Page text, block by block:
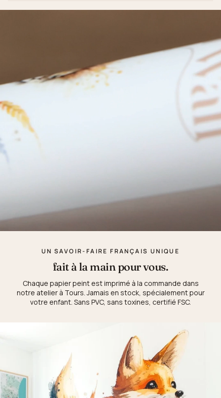
UN SAVOIR-FAIRE FRANÇAIS UNIQUE
fait à la main pour vous.
Chaque papier peint est imprimé à la commande dans
notre atelier à Tours. Jamais en stock, spécialement pour
votre enfant. Sans PVC, sans toxines, certifié FSC.